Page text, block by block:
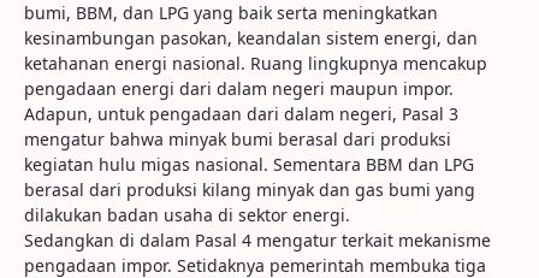
bumi, BBM, dan LPG yang baik serta meningkatkan
kesinambungan pasokan, keandalan sistem energi, dan
ketahanan energi nasional. Ruang lingkupnya mencakup
pengadaan energi dari dalam negeri maupun impor.
Adapun, untuk pengadaan dari dalam negeri, Pasal 3
mengatur bahwa minyak bumi berasal dari produksi
kegiatan hulu migas nasional. Sementara BBM dan LPG
berasal dari produksi kilang minyak dan gas bumi yang
dilakukan badan usaha di sektor energi.
Sedangkan di dalam Pasal 4 mengatur terkait mekanisme
pengadaan impor. Setidaknya pemerintah membuka tiga